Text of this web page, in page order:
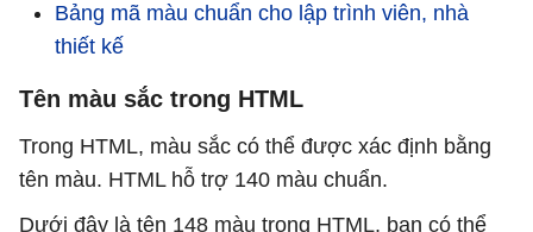
Bảng mã màu chuẩn cho lập trình viên, nhà
thiết kế
Tên màu sắc trong HTML
Trong HTML, màu sắc có thể được xác định bằng
tên màu. HTML hỗ trợ 140 màu chuẩn.
Dưới đây là tên 148 màu trong HTML, bạn có thể